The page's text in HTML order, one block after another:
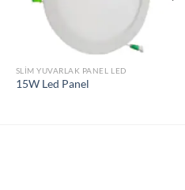
SLIM YUVARLAK PANEL LED
15W Led Panel